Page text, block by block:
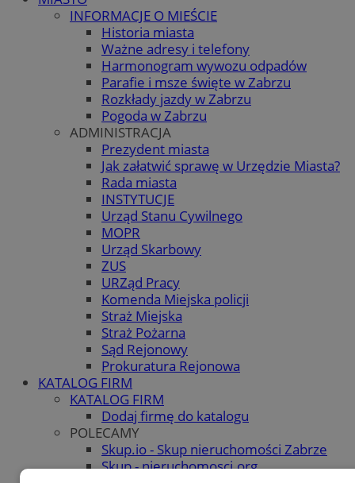
INFORMACJE O MIEŚCIE
Historia miasta
Ważne adresy i telefony
Harmonogram wywozu odpadów
Parafie i msze święte w Zabrzu
Rozkłady jazdy w Zabrzu
Pogoda w Zabrzu
ADMINISTRACJA
Prezydent miasta
Jak załatwić sprawę w Urzędzie Miasta?
Rada miasta
INSTYTUCJE
Urząd Stanu Cywilnego
MOPR
Urząd Skarbowy
ZUS
URZąd Pracy
Komenda Miejska policji
Straż Miejska
Straż Pożarna
Sąd Rejonowy
Prokuratura Rejonowa
KATALOG FIRM
KATALOG FIRM
Dodaj firmę do katalogu
POLECAMY
Skup.io - Skup nieruchomości Zabrze
Skup - nieruchomosci.org